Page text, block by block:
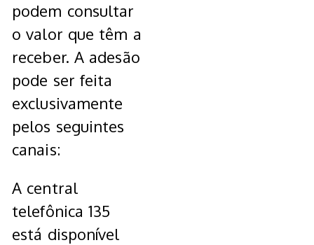
podem consultar
o valor que têm a
receber. A adesão
pode ser feita
exclusivamente
pelos seguintes
canais:
A central
telefônica 135
está disponível